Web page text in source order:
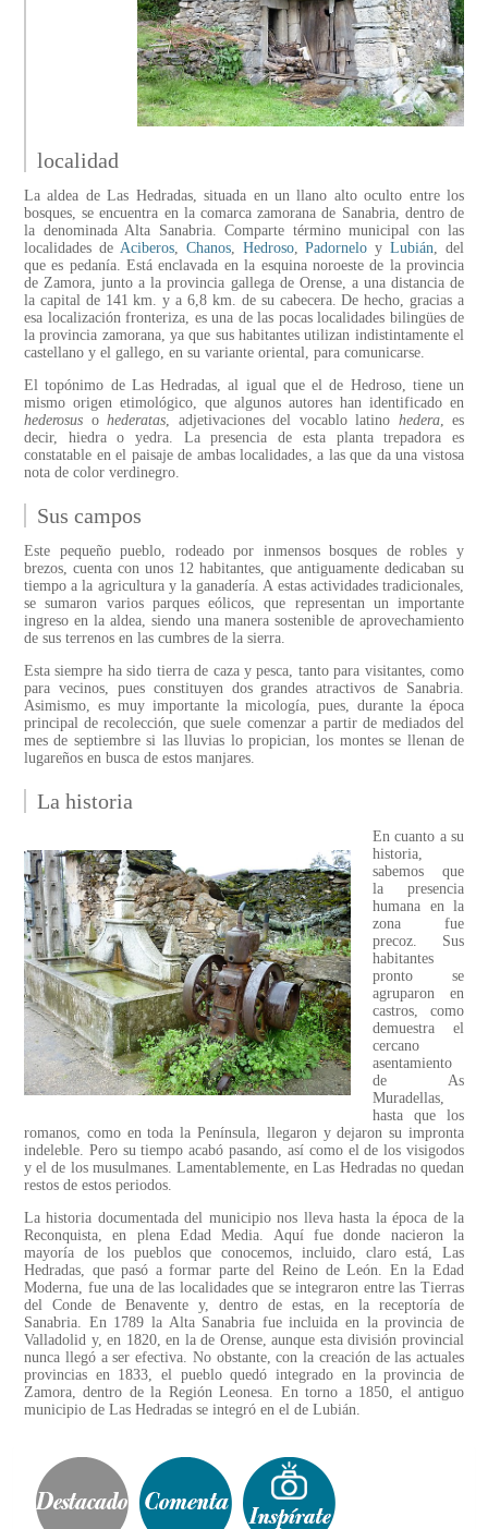
localidad
La aldea de Las Hedradas, situada en un llano alto oculto entre los
bosques, se encuentra en la comarca zamorana de Sanabria, dentro de
la denominada Alta Sanabria. Comparte término municipal con las
localidades de Aciberos, Chanos, Hedroso,Padornelo yLubián, del
que es pedanía. Está enclavada en la esquina noroeste de la provincia
de Zamora, junto a la provincia gallega de Orense, a una distancia de
la capital de 141 km. y a 6,8 km. de su cabecera. De hecho, gracias a
esa localización fronteriza, es una de las pocas localidades bilingües de
la provincia zamorana, ya que sus habitantes utilizan indistintamente el
castellano y el gallego, en su variante oriental, para comunicarse.
El topónimo de Las Hedradas, al igual que el de Hedroso, tiene un
mismo origen etimológico, que algunos autores han identificado en
hederosus o hederatas, adjetivaciones del vocablo latino hedera, es
decir, hiedra o yedra. La presencia de esta planta trepadora es
constatable en el paisaje de ambas localidades, a las que da una vistosa
nota de color verdinegro.
Sus campos
Este pequeño pueblo, rodeado por inmensos bosques de robles y
brezos, cuenta con unos 12 habitantes, que antiguamente dedicaban su
tiempo a la agricultura y la ganadería. A estas actividades tradicionales,
se sumaron varios parques eólicos, que representan un importante
ingreso en la aldea, siendo una manera sostenible de aprovechamiento
de sus terrenos en las cumbres de la sierra.
Esta siempre ha sido tierra de caza y pesca, tanto para visitantes, como
para vecinos, pues constituyen dos grandes atractivos de Sanabria.
Asimismo, es muy importante la micología, pues, durante la época
principal de recolección, que suele comenzar a partir de mediados del
mes de septiembre si las lluvias lo propician, los montes se llenan de
lugareños en busca de estos manjares.
La historia
En cuanto a su
historia,
sabemos que
la presencia
humana en la
zona fue
precoz. Sus
habitantes
pronto se
agruparon en
castros, como
demuestra el
cercano
asentamiento
de As
Muradellas,
hasta que los
romanos, como en toda la Península, llegaron y dejaron su impronta
indeleble. Pero su tiempo acabó pasando, así como el de los visigodos
y el de los musulmanes. Lamentablemente, en Las Hedradas no quedan
restos de estos periodos.
La historia documentada del municipio nos lleva hasta la época de la
Reconquista, en plena Edad Media. Aquí fue donde nacieron la
mayoría de los pueblos que conocemos, incluido, claro está, Las
Hedradas, que pasó a formar parte del Reino de León. En la Edad
Moderna, fue una de las localidades que se integraron entre las Tierras
del Conde de Benavente y, dentro de estas, en la receptoría de
Sanabria. En 1789 la Alta Sanabria fue incluida en la provincia de
Valladolid y, en 1820, en la de Orense, aunque esta división provincial
nunca llegó a ser efectiva. No obstante, con la creación de las actuales
provincias en 1833, el pueblo quedó integrado en la provincia de
Zamora, dentro de la Región Leonesa. En torno a 1850, el antiguo
municipio de Las Hedradas se integró en el de Lubián.